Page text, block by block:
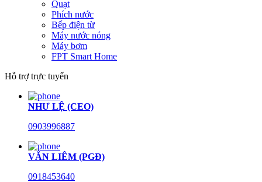
Quạt
Phích nước
Bếp điện từ
Máy nước nóng
Máy bơm
FPT Smart Home
Hỗ trợ trực tuyến
NHƯ LỆ (CEO)
0903996887
VĂN LIÊM (PGĐ)
0918453640